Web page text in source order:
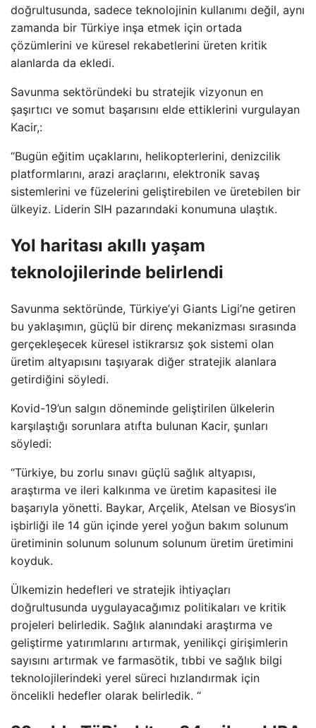
doğrultusunda, sadece teknolojinin kullanımı değil, aynı
zamanda bir Türkiye inşa etmek için ortada
çözümlerini ve küresel rekabetlerini üreten kritik
alanlarda da ekledi.
Savunma sektöründeki bu stratejik vizyonun en
şaşırtıcı ve somut başarısını elde ettiklerini vurgulayan
Kacir,:
“Bugün eğitim uçaklarını, helikopterlerini, denizcilik
platformlarını, arazi araçlarını, elektronik savaş
sistemlerini ve füzelerini geliştirebilen ve üretebilen bir
ülkeyiz. Liderin SIH pazarındaki konumuna ulaştık.
Yol haritası akıllı yaşam
teknolojilerinde belirlendi
Savunma sektöründe, Türkiye’yi Giants Ligi’ne getiren
bu yaklaşımın, güçlü bir direnç mekanizması sırasında
gerçekleşecek küresel istikrarsız şok sistemi olan
üretim altyapısını taşıyarak diğer stratejik alanlara
getirdiğini söyledi.
Kovid-19’un salgın döneminde geliştirilen ülkelerin
karşılaştığı sorunlara atıfta bulunan Kacir, şunları
söyledi:
“Türkiye, bu zorlu sınavı güçlü sağlık altyapısı,
araştırma ve ileri kalkınma ve üretim kapasitesi ile
başarıyla yönetti. Baykar, Arçelik, Atelsan ve Biosys’in
işbirliği ile 14 gün içinde yerel yoğun bakım solunum
üretiminin solunum solunum solunum üretim üretimini
koyduk.
Ülkemizin hedefleri ve stratejik ihtiyaçları
doğrultusunda uygulayacağımız politikaları ve kritik
projeleri belirledik. Sağlık alanındaki araştırma ve
geliştirme yatırımlarını artırmak, yenilikçi girişimlerin
sayısını artırmak ve farmasötik, tıbbi ve sağlık bilgi
teknolojilerindeki yerel süreci hızlandırmak için
öncelikli hedefler olarak belirledik. “